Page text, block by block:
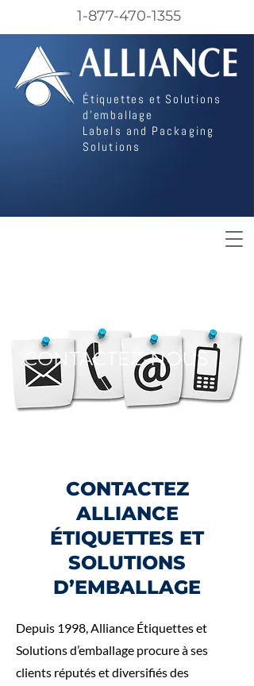
1-877-470-1355
Étiquettes et Solutions
d'emballage
Labels and Packaging
Solutions
CONTACTEZ-NOUS
CONTACTEZ
ALLIANCE
ÉTIQUETTES ET
SOLUTIONS
D’EMBALLAGE
Depuis 1998, Alliance Étiquettes et
Solutions d’emballage procure à ses
clients réputés et diversifiés des